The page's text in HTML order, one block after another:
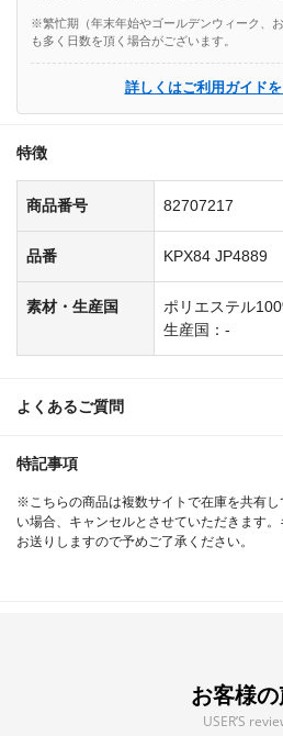
※繁忙期（年末年始やゴールデンウィーク、
も多く日数を頂く場合がございます。
詳しくはご利用ガイド
特徴
商品番号 82707217
品番 KPX84 JP4889
素材・生産国
ポリエステル
生産国：-
よくあるご質問
特記事項
※こちらの商品は複数サイトで在庫を共有
い場合、キャンセルとさせていただきます
お送りしますので予めご了承ください。
お客様
USER’S